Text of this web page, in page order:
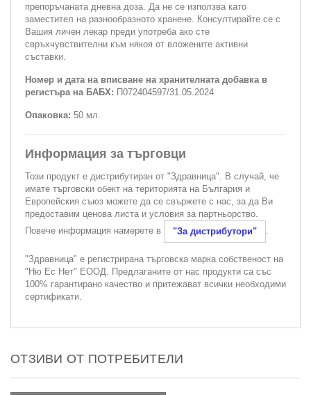
препоръчаната дневна доза. Да не се използва като
заместител на разнообразното хранене. Консултирайте се с
Вашия личен лекар преди употреба ако сте
свръхчувствителни към някоя от вложените активни
съставки.
Номер и дата на вписване на хранителната добавка в
регистъра на БАБХ: П072404597/31.05.2024
Опаковка: 50 мл.
Информация за търговци
Този продукт е дистрибутиран от "Здравница". В случай, че
имате търговски обект на територията на България и
Европейския съюз можете да се свържете с нас, за да Ви
предоставим ценова листа и условия за партньорство.
Повече информация намерете в
"За дистрибутори" .
"Здравница" е регистрирана търговска марка собственост на
"Ню Ес Нет" ЕООД. Предлаганите от нас продукти са със
100% гарантирано качество и притежават всички необходими
сертификати.
ОТЗИВИ ОТ ПОТРЕБИТЕЛИ